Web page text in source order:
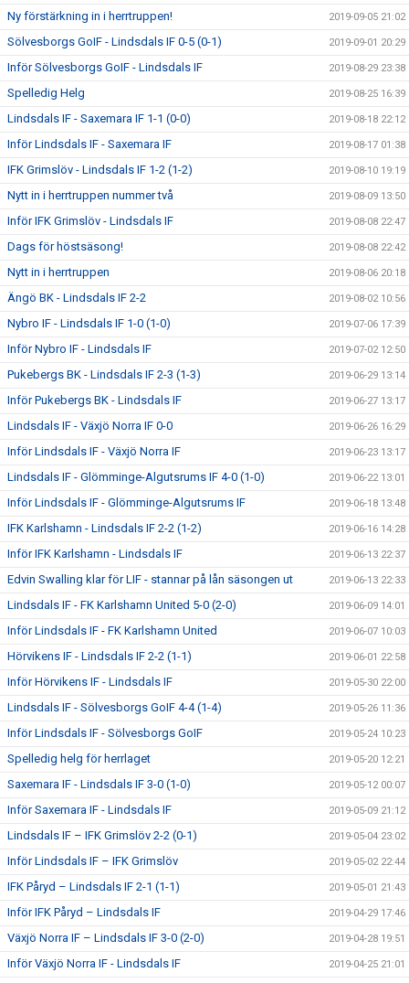
Ny förstärkning in i herrtruppen! 2019-09-05 21:02
Sölvesborgs GoIF - Lindsdals IF 0-5 (0-1) 2019-09-01 20:29
Inför Sölvesborgs GoIF - Lindsdals IF 2019-08-29 23:38
Spelledig Helg 2019-08-25 16:39
Lindsdals IF - Saxemara IF 1-1 (0-0) 2019-08-18 22:12
Inför Lindsdals IF - Saxemara IF 2019-08-17 01:38
IFK Grimslöv - Lindsdals IF 1-2 (1-2) 2019-08-10 19:19
Nytt in i herrtruppen nummer två 2019-08-09 13:50
Inför IFK Grimslöv - Lindsdals IF 2019-08-08 22:47
Dags för höstsäsong! 2019-08-08 22:42
Nytt in i herrtruppen 2019-08-06 20:18
Ängö BK - Lindsdals IF 2-2 2019-08-02 10:56
Nybro IF - Lindsdals IF 1-0 (1-0) 2019-07-06 17:39
Inför Nybro IF - Lindsdals IF 2019-07-02 12:50
Pukebergs BK - Lindsdals IF 2-3 (1-3) 2019-06-29 13:14
Inför Pukebergs BK - Lindsdals IF 2019-06-27 13:17
Lindsdals IF - Växjö Norra IF 0-0 2019-06-26 16:29
Inför Lindsdals IF - Växjö Norra IF 2019-06-23 13:17
Lindsdals IF - Glömminge-Algutsrums IF 4-0 (1-0) 2019-06-22 13:01
Inför Lindsdals IF - Glömminge-Algutsrums IF 2019-06-18 13:48
IFK Karlshamn - Lindsdals IF 2-2 (1-2) 2019-06-16 14:28
Inför IFK Karlshamn - Lindsdals IF 2019-06-13 22:37
Edvin Swalling klar för LIF - stannar på lån säsongen ut 2019-06-13 22:33
Lindsdals IF - FK Karlshamn United 5-0 (2-0) 2019-06-09 14:01
Inför Lindsdals IF - FK Karlshamn United 2019-06-07 10:03
Hörvikens IF - Lindsdals IF 2-2 (1-1) 2019-06-01 22:58
Inför Hörvikens IF - Lindsdals IF 2019-05-30 22:00
Lindsdals IF - Sölvesborgs GoIF 4-4 (1-4) 2019-05-26 11:36
Inför Lindsdals IF - Sölvesborgs GoIF 2019-05-24 10:23
Spelledig helg för herrlaget 2019-05-20 12:21
Saxemara IF - Lindsdals IF 3-0 (1-0) 2019-05-12 00:07
Inför Saxemara IF - Lindsdals IF 2019-05-09 21:12
Lindsdals IF – IFK Grimslöv 2-2 (0-1) 2019-05-04 23:02
Inför Lindsdals IF – IFK Grimslöv 2019-05-02 22:44
IFK Påryd – Lindsdals IF 2-1 (1-1) 2019-05-01 21:43
Inför IFK Påryd – Lindsdals IF 2019-04-29 17:46
Växjö Norra IF – Lindsdals IF 3-0 (2-0) 2019-04-28 19:51
Inför Växjö Norra IF - Lindsdals IF 2019-04-25 21:01